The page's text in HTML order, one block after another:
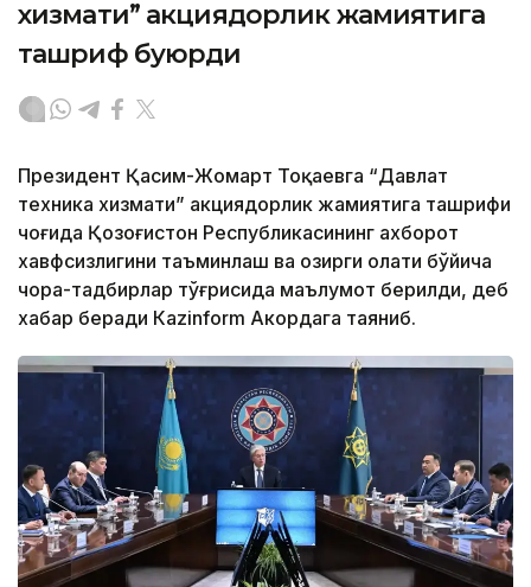
хизмати” акциядорлик жамиятига
ташриф буюрди
Президент Қасим-Жомарт Тоқаевга “Давлат
техника хизмати” акциядорлик жамиятига ташрифи
чоғида Қозоғистон Республикасининг ахборот
хавфсизлигини таъминлаш ва ҳозирги ҳолати бўйича
чора-тадбирлар тўғрисида маълумот берилди, деб
хабар беради Каzinform Акордага таяниб.